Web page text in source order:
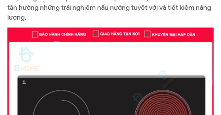
tận hưởng những trải nghiệm nấu nướng tuyệt vời và tiết kiệm năng
lượng.